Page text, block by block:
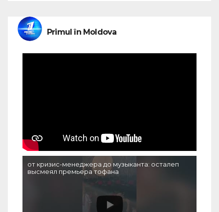
Primul în Moldova
от кризис-менеджера до музыканта: осталеп
высмеял премьера тофана